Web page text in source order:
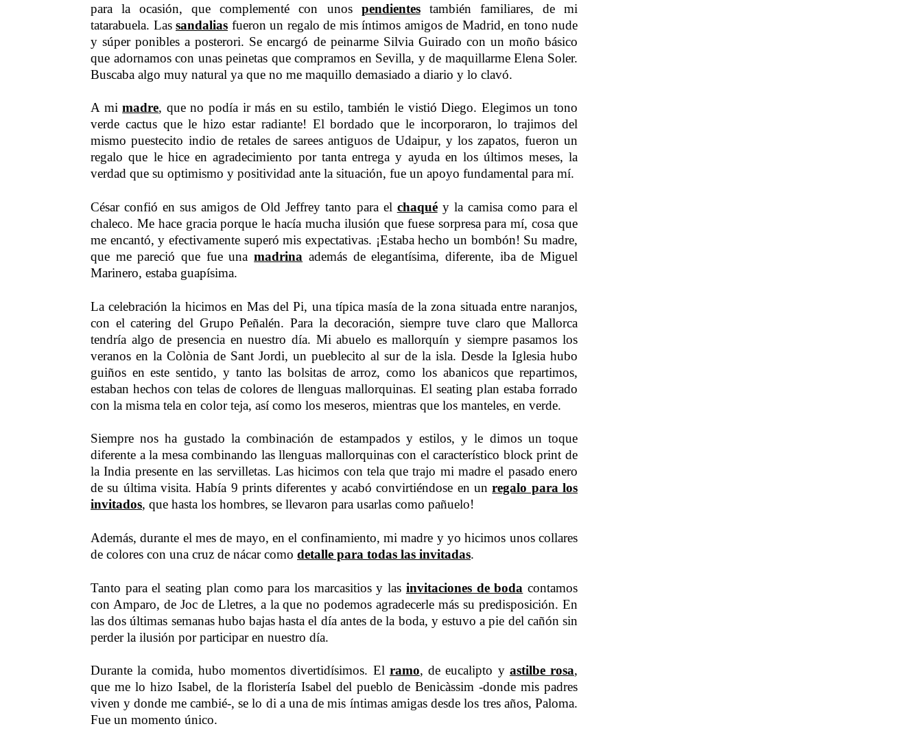
para la ocasión, que complementé con unos pendientestambién familiares, de mi
tatarabuela. Las sandalias fueron un regalo de mis íntimos amigos de Madrid, en tono nude
y súper ponibles a posterori. Se encargó de peinarme Silvia Guirado con un moño básico
que adornamos con unas peinetas que compramos en Sevilla, y de maquillarme Elena Soler.
Buscaba algo muy natural ya que no me maquillo demasiado a diario y lo clavó.
A mimadre, que no podía ir más en su estilo, también le vistió Diego. Elegimos un tono
verde cactus que le hizo estar radiante! El bordado que le incorporaron, lo trajimos del
mismo puestecito indio de retales de sarees antiguos de Udaipur, y los zapatos, fueron un
regalo que le hice en agradecimiento por tanta entrega y ayuda en los últimos meses, la
verdad que su optimismo y positividad ante la situación, fue un apoyo fundamental para mí.
César confió en sus amigos de Old Jeffrey tanto para el chaquéy la camisa como para el
chaleco. Me hace gracia porque le hacía mucha ilusión que fuese sorpresa para mí, cosa que
me encantó, y efectivamente superó mis expectativas. ¡Estaba hecho un bombón! Su madre,
que me pareció que fue unamadrina además de elegantísima, diferente, iba de Miguel
Marinero, estaba guapísima.
La celebración la hicimos en Mas del Pi, una típica masía de la zona situada entre naranjos,
con el catering del Grupo Peñalén. Para la decoración, siempre tuve claro que Mallorca
tendría algo de presencia en nuestro día. Mi abuelo es mallorquín y siempre pasamos los
veranos en la Colònia de Sant Jordi, un pueblecito al sur de la isla. Desde la Iglesia hubo
guiños en este sentido, y tanto las bolsitas de arroz, como los abanicos que repartimos,
estaban hechos con telas de colores de llenguas mallorquinas. El seating plan estaba forrado
con la misma tela en color teja, así como los meseros, mientras que los manteles, en verde.
Siempre nos ha gustado la combinación de estampados y estilos, y le dimos un toque
diferente a la mesa combinando las llenguas mallorquinas con el característico block print de
la India presente en las servilletas. Las hicimos con tela que trajo mi madre el pasado enero
de su última visita. Había 9 prints diferentes y acabó convirtiéndose en unregalo para los
invitados, que hasta los hombres, se llevaron para usarlas como pañuelo!
Además, durante el mes de mayo, en el confinamiento, mi madre y yo hicimos unos collares
de colores con una cruz de nácar como detalle para todas las invitadas.
Tanto para el seating plan como para los marcasitios y las invitaciones de boda contamos
con Amparo, de Joc de Lletres, a la que no podemos agradecerle más su predisposición. En
las dos últimas semanas hubo bajas hasta el día antes de la boda, y estuvo a pie del cañón sin
perder la ilusión por participar en nuestro día.
Durante la comida, hubo momentos divertidísimos. El ramo, de eucalipto y astilbe rosa,
que me lo hizo Isabel, de la floristería Isabel del pueblo de Benicàssim -donde mis padres
viven y donde me cambié-, se lo di a una de mis íntimas amigas desde los tres años, Paloma.
Fue un momento único.